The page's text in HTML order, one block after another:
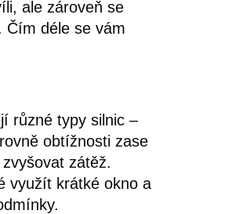
ale zároveň se
Čím déle se vám
různé typy silnic –
obtížnosti zase
zátěž.
využít krátké okno a